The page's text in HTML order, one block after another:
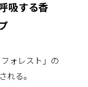
吸する香
ォレスト」の
れる。